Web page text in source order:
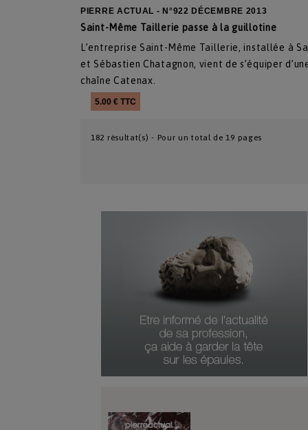
PIERRE ACTUAL - N°922 DÉCEMBRE 2013
Saint-Même Taillerie passe à la guillotine
L’entreprise Saint-Même Taillerie, installée à
et Sébastien Chatagnon, vient de s’équiper
chaîne Catenax.
5.00 € TTC
182 résultat(s) - Pour un total de 19 pages